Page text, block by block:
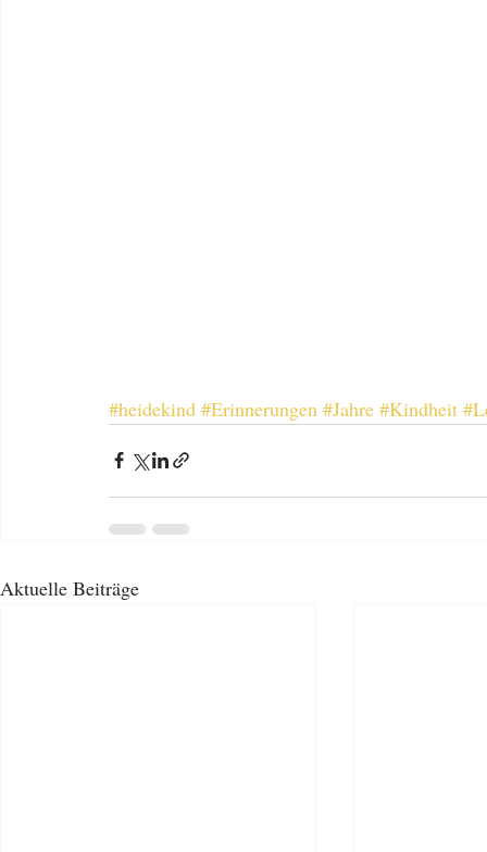
#heidekind #Erinnerungen #Jahre #Kindheit
Aktuelle Beiträge